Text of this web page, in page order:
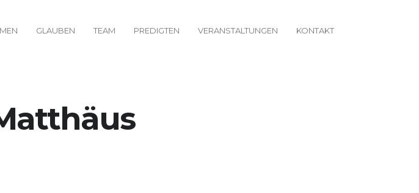
GLAUBEN TEAM PREDIGTEN VERANSTALTUNGEN KONTAKT